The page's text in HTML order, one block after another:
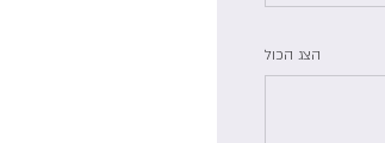
הצג הכול